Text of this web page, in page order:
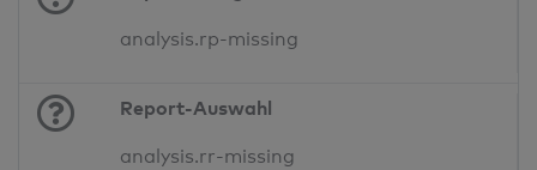
analysis.rp-missing
Report-Auswahl
analysis.rr-missing